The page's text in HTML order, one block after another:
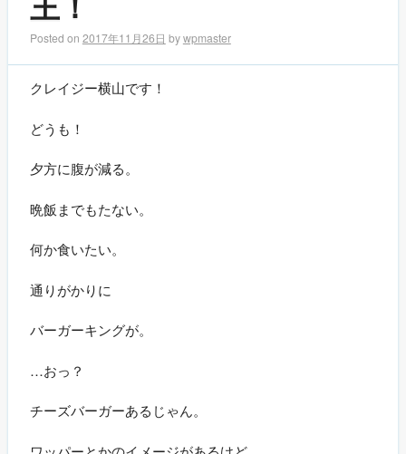
王！
Posted on 2017年11月26日 bywpmaster
クレイジー横山です！
どうも！
夕方に腹が減る。
晩飯までもたない。
何か食いたい。
通りがかりに
バーガーキングが。
…おっ？
チーズバーガーあるじゃん。